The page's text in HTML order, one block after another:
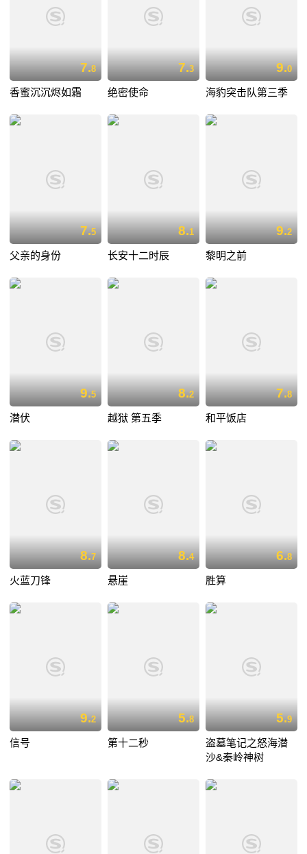
7.8
香蜜沉沉烬如霜
7.3
绝密使命
9.0
海豹突击队第三季
7.5
父亲的身份
8.1
长安十二时辰
9.2
黎明之前
9.5
潜伏
8.2
越狱 第五季
7.8
和平饭店
8.7
火蓝刀锋
8.4
悬崖
6.8
胜算
9.2
信号
5.8
第十二秒
5.9
盗墓笔记之怒海潜
沙&秦岭神树